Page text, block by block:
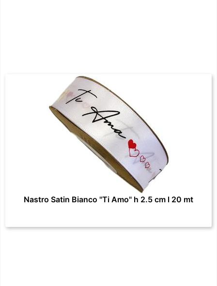
Nastro Satin Bianco "Ti Amo" h 2.5 cm l 20 mt